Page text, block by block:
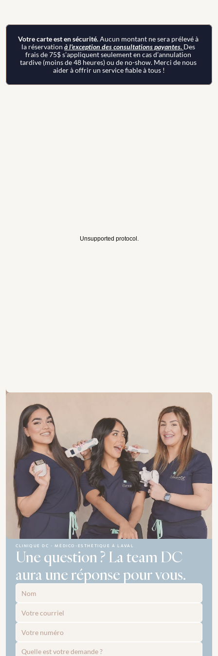
Votre carte est en sécurité. Aucun montant ne sera prélevé à
la réservation à l'exception des consultations payantes. Des
frais de 75$ s’appliquent seulement en cas d’annulation
tardive (moins de 48 heures) ou de no-show. Merci de nous
aider à offrir un service fiable à tous !
Unsupported protocol.
CLINIQUE DC - MÉDICO-ESTHÉTIQUE À LAVAL
Une question ? La team DC
aura une réponse pour vous.